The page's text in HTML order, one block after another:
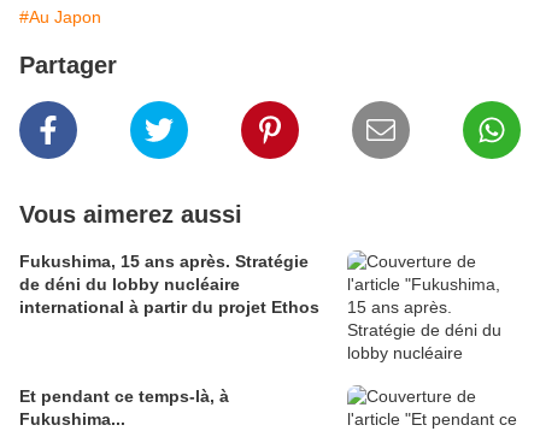
#Au Japon
Partager
Vous aimerez aussi
Fukushima, 15 ans après. Stratégie
de déni du lobby nucléaire
international à partir du projet Ethos
Et pendant ce temps-là, à
Fukushima...